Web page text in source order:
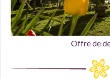
Offre de